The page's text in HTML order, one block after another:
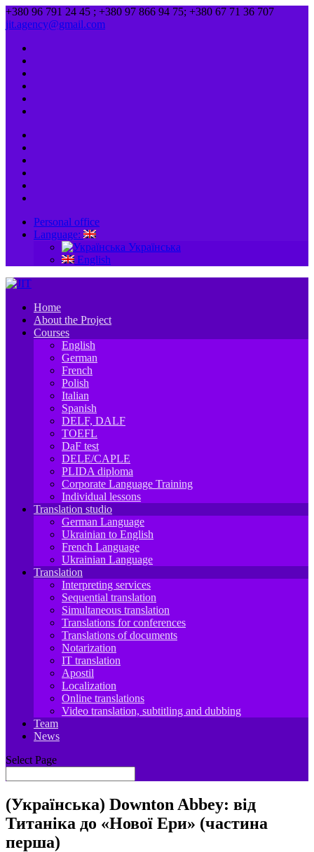
+380 96 791 24 45 ; +380 97 866 94 75; +380 67 71 36 707
jit.agency@gmail.com
Personal office
Language:
Українська
English
Home
About the Project
Courses
English
German
French
Polish
Italian
Spanish
DELF, DALF
TOEFL
DaF test
DELE/CAPLE
PLIDA diploma
Corporate Language Training
Individual lessons
Translation studio
German Language
Ukrainian to English
French Language
Ukrainian Language
Translation
Interpreting services
Sequential translation
Simultaneous translation
Translations for conferences
Translations of documents
Notarization
IT translation
Apostil
Localization
Online translations
Video translation, subtitling and dubbing
Team
News
Select Page
(Українська) Downton Abbey: від
Титаніка до «Нової Ери» (частина
перша)